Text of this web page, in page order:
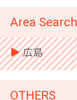
Area Search
▶︎ 広島
OTHERS